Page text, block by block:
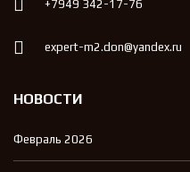
+7949 342-17-76
expert-m2.don@yandex.ru
НОВОСТИ
Февраль 2026